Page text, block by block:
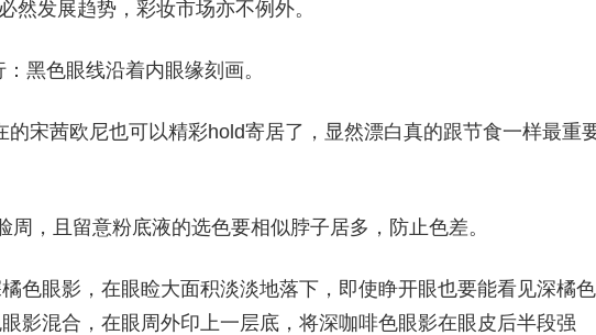
然发展趋势，彩妆市场亦不例外。
黑色眼线沿着内眼缘刻画。
的宋茜欧尼也可以精彩hold寄居了，显然漂白真的跟节食一样最重
，且留意粉底液的选色要相似脖子居多，防止色差。
色眼影，在眼睑大面积淡淡地落下，即使睁开眼也要能看见深橘色
影混合，在眼周外印上一层底，将深咖啡色眼影在眼皮后半段强